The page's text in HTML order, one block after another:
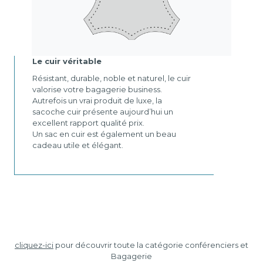
Le cuir véritable
Résistant, durable, noble et naturel, le cuir
valorise votre bagagerie business.
Autrefois un vrai produit de luxe, la
sacoche cuir présente aujourd’hui un
excellent rapport qualité prix.
Un sac en cuir est également un beau
cadeau utile et élégant.
cliquez-ici pour découvrir toute la catégorie conférenciers et
Bagagerie